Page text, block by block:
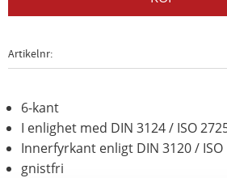
Artikelnr
6-kant
I enlighet med DIN 3124 / ISO
Innerfyrkant enligt DIN 3120 /
gnistfri